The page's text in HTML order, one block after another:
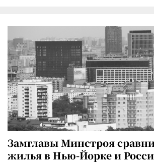
Замглавы Минстроя
жилья в Нью-Йорке и